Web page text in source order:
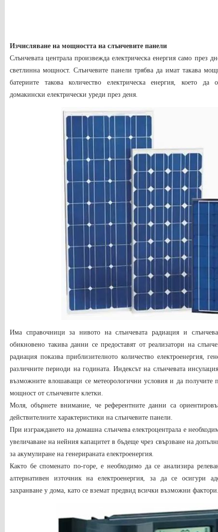
Изчисляване на мощността на слънчевите панели
Слънчевата централа произвежда електрическа енергия само през
светлинна мощност. Слънчевите панели трябва да имат такава
батериите такова количество електрическа енергия, което да
домакински електрически уреди през деня.
Има справочници за нивото на слънчевата радиация и
обикновено такива данни се предоставят от реализатори на
радиация показва приблизителното количество електроенергия,
различните периоди на годината. Индексът на слънчевата
възможните влошаващи се метеорологични условия и да получите
мощност от слънчевите клетки.
Моля, обърнете внимание, че референтните данни са
действителните характеристики на слънчевите панели.
При изграждането на домашна слънчева електроцентрала е
увеличаване на нейния капацитет в бъдеще чрез свързване на
за акумулиране на генерираната електроенергия.
Както бе споменато по-горе, е необходимо да се анализира
алтернативен източник на електроенергия, за да се осигури
захранване у дома, като се вземат предвид всички възможни